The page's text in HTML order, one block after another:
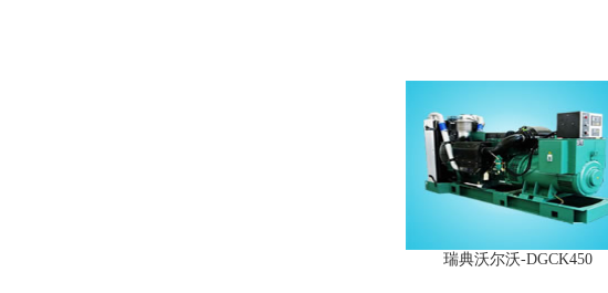
瑞典沃尔沃-DGCK450